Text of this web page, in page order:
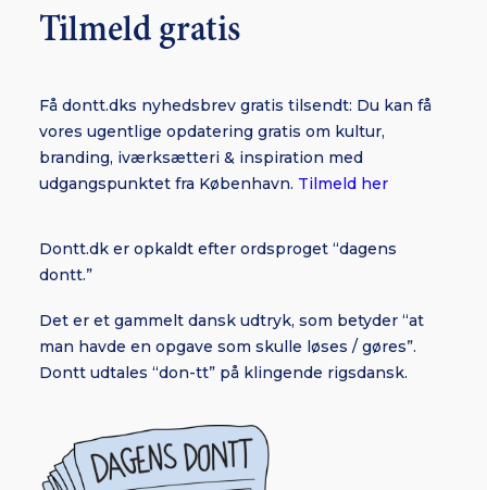
Tilmeld gratis
Få dontt.dks nyhedsbrev gratis tilsendt: Du kan få
vores ugentlige opdatering gratis om kultur,
branding, iværksætteri & inspiration med
udgangspunktet fra København. Tilmeld her
Dontt.dk er opkaldt efter ordsproget “dagens
dontt.”
Det er et gammelt dansk udtryk, som betyder “at
man havde en opgave som skulle løses / gøres”.
Dontt udtales “don-tt” på klingende rigsdansk.